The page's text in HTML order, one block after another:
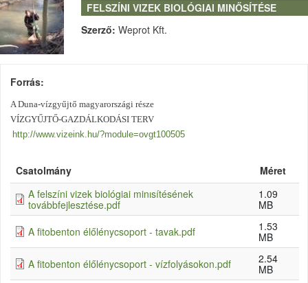
FELSZÍNI VIZEK BIOLÓGIAI MINŐSÍTÉSE
Szerző: Weprot Kft.
Forrás
A Duna-vízgyűjtő magyarországi része
VÍZGYŰJTŐ-GAZDÁLKODÁSI TERV
http://www.vizeink.hu/?module=ovgt100505
Csatolmány
Méret
A felszíni vizek biológiai minısítésének
továbbfejlesztése.pdf
1.09
MB
A fitobenton élőlénycsoport - tavak.pdf
1.53
MB
A fitobenton élőlénycsoport - vízfolyásokon.pdf
2.54
MB